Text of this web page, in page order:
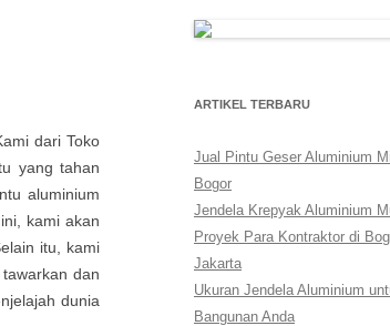
dari Toko
yang tahan
aluminium
kami akan
itu, kami
dan
dunia
ARTIKEL TERBARU
Jual Pintu Geser Aluminium
Bogor
Jendela Krepyak Aluminium
Proyek Para Kontraktor di
Jakarta
Ukuran Jendela Aluminium
Bangunan Anda